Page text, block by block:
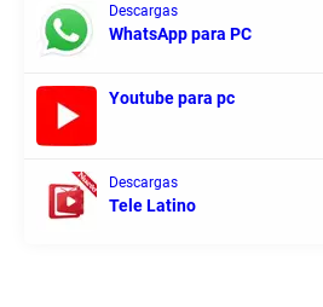
Descargas
WhatsApp para PC
Youtube para pc
Descargas
Tele Latino